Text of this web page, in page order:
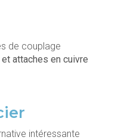
de couplage
attaches en cuivre
intéressante